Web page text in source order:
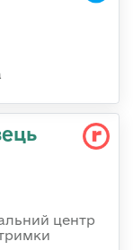
центр